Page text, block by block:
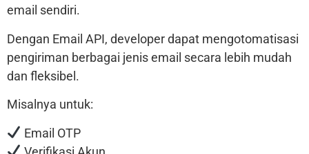
email sendiri.
Dengan Email API, developer dapat mengotomatisasi
pengiriman berbagai jenis email secara lebih mudah
dan fleksibel.
Misalnya untuk:
Email OTP